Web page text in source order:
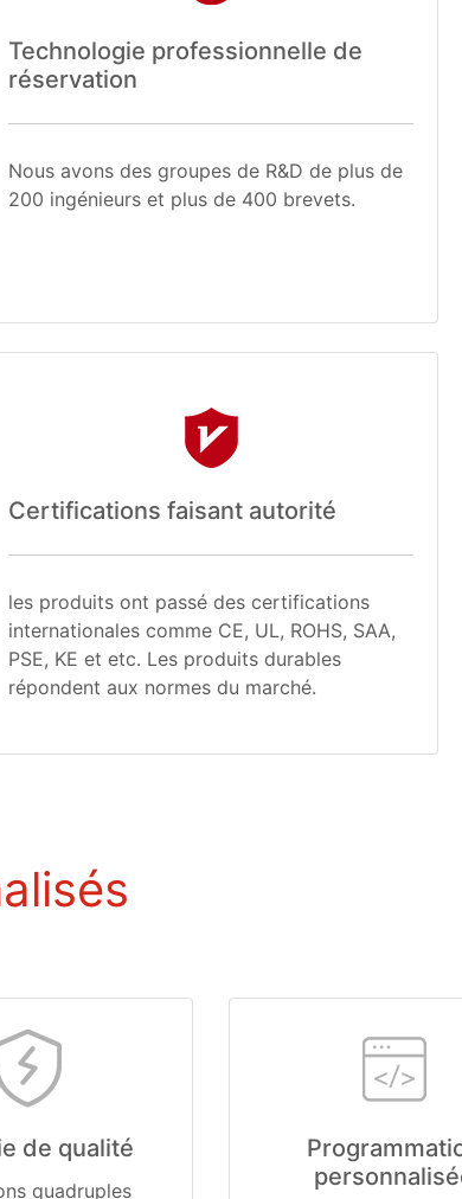
Technologie professionnelle de
réservation
Nous avons des groupes de R&D de plus de
200 ingénieurs et plus de 400 brevets.
Certifications faisant autorité
les produits ont passé des certifications
internationales comme CE, UL, ROHS, SAA,
PSE, KE et etc. Les produits durables
répondent aux normes du marché.
de qualité
quadruples